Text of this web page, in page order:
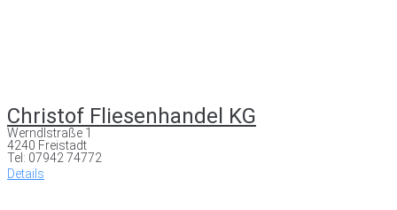
Christof Fliesenhandel KG
Werndlstraße 1
4240 Freistadt
Tel: 07942 74772
Details